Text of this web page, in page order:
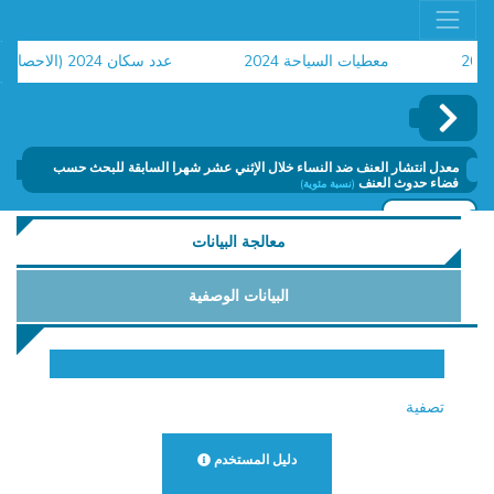
معطيات السياحة 2024 عدد سكان 2024 (الاحصاء العام للسكان والسكنى)
معدل انتشار العنف ضد النساء خلال الإثني عشر شهرا السابقة للبحث حسب
فضاء حدوث العنف (نسبة مئوية)
معالجة البيانات
البيانات الوصفية
تصفية
دليل المستخدم